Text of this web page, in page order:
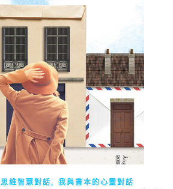
思維智慧對話, 我與書本的心靈對話